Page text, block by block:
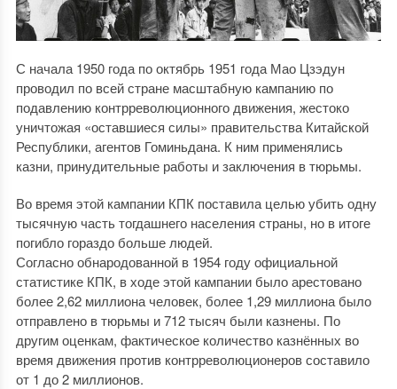
С начала 1950 года по октябрь 1951 года Мао Цзэдун
проводил по всей стране масштабную кампанию по
подавлению контрреволюционного движения, жестоко
уничтожая «оставшиеся силы» правительства Китайской
Республики, агентов Гоминьдана. К ним применялись
казни, принудительные работы и заключения в тюрьмы.
Во время этой кампании КПК поставила целью убить одну
тысячную часть тогдашнего населения страны, но в итоге
погибло гораздо больше людей.
Согласно обнародованной в 1954 году официальной
статистике КПК, в ходе этой кампании было арестовано
более 2,62 миллиона человек, более 1,29 миллиона было
отправлено в тюрьмы и 712 тысяч были казнены. По
другим оценкам, фактическое количество казнённых во
время движения против контрреволюционеров составило
от 1 до 2 миллионов.